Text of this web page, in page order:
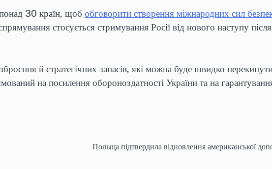
понад 30 країн, щоб обговорити створення міжнародних сил
стосується стримування Росії від нового наступу
й стратегічних запасів, які можна буде швидко
на посилення обороноздатності України та на
Польща підтвердила відновлення американської